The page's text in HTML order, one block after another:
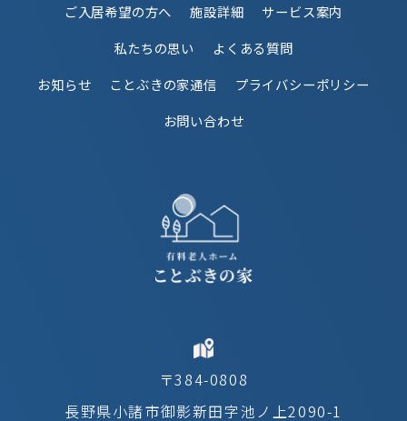
〒384-0808
長野県小諸市御影新田字池ノ上2090-1
ご入居希望の方へ 施設詳細
サービス案内
私たちの思い
よくある質問
お知らせ
ことぶきの家通信
プライバシーポリシー
お問い合わせ